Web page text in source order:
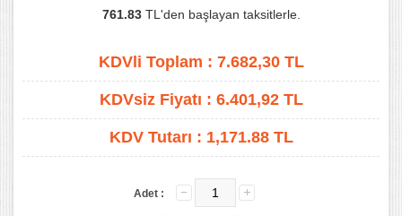
761.83TL'den başlayan taksitlerle.
KDVli Toplam : 7.682,30TL
KDVsiz Fiyatı : 6.401,92TL
KDV Tutarı : 1,171.88 TL
Adet :